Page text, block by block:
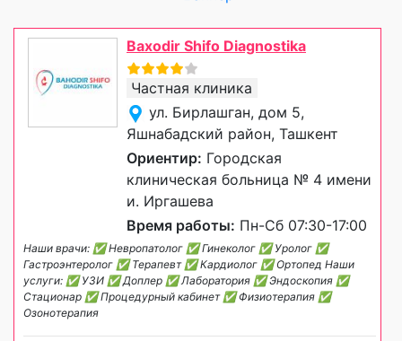
Baxodir Shifo Diagnostika
Частная клиника
ул. Бирлашган, дом 5,
Яшнабадский район, Ташкент
Ориентир: Городская
клиническая больница № 4 имени
и. Иргашева
Время работы: Пн-Сб 07:30-17:00
Наши врачи: ✅ Невропатолог ✅ Гинеколог ✅ Уролог ✅
Гастроэнтеролог ✅ Терапевт ✅ Кардиолог ✅ Ортопед Наши
услуги: ✅ УЗИ ✅ Доплер ✅ Лаборатория ✅ Эндоскопия ✅
Стационар ✅ Процедурный кабинет ✅ Физиотерапия ✅
Озонотерапия